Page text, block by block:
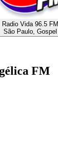
Radio Vida 96.5 FM
São Paulo, Gospel
FM